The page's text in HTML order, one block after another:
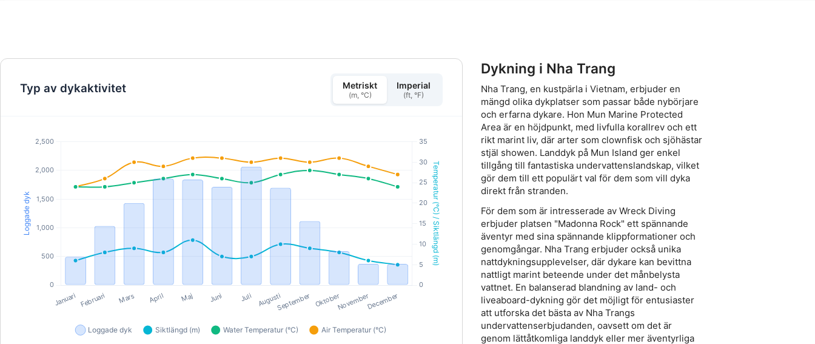
Typ av dykaktivitet Metriskt
(m, °C)
Imperial
(ft, °F)
Dykning i Nha Trang
Nha Trang, en kustpärla i Vietnam, erbjuder en
mängd olika dykplatser som passar både nybörjare
och erfarna dykare. Hon Mun Marine Protected
Area är en höjdpunkt, med livfulla korallrev och ett
rikt marint liv, där arter som clownfisk och sjöhästar
stjäl showen. Landdyk på Mun Island ger enkel
tillgång till fantastiska undervattenslandskap, vilket
gör dem till ett populärt val för dem som vill dyka
direkt från stranden.
För dem som är intresserade av Wreck Diving
erbjuder platsen "Madonna Rock" ett spännande
äventyr med sina spännande klippformationer och
genomgångar. Nha Trang erbjuder också unika
nattdykningsupplevelser, där dykare kan bevittna
nattligt marint beteende under det månbelysta
vattnet. En balanserad blandning av land- och
liveaboard-dykning gör det möjligt för entusiaster
att utforska det bästa av Nha Trangs
undervattenserbjudanden, oavsett om det är
genom lättåtkomliga landdyk eller mer äventyrliga